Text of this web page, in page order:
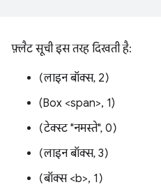
फ़्लैट सूची इस तरह दिखती है:
(लाइन बॉक्स, 2)
(Box <span>, 1)
(टेक्स्ट "नमस्ते", 0)
(लाइन बॉक्स, 3)
(बॉक्स <b>, 1)